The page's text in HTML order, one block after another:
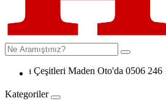
Çeşitleri Maden Oto'da 0506 246 1138
Kategoriler